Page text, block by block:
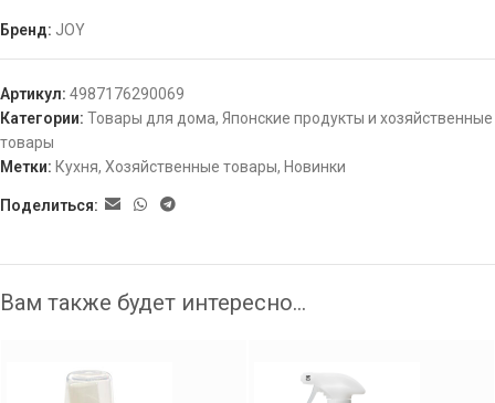
Бренд: JOY
Артикул: 4987176290069
Категории: Товары для дома, Японские продукты и хозяйственные
товары
Метки: Кухня, Хозяйственные товары, Новинки
Поделиться:
Вам также будет интересно…